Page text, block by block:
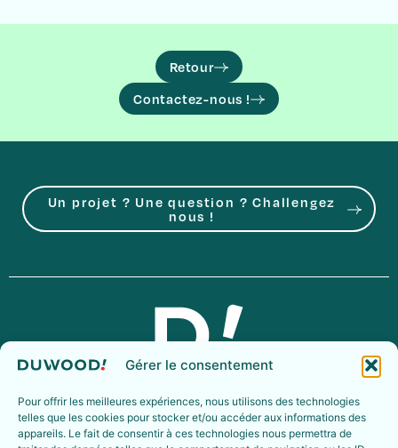
Gérer le consentement
Pour offrir les meilleures expériences, nous utilisons des technologies
telles que les cookies pour stocker et/ou accéder aux informations des
appareils. Le fait de consentir à ces technologies nous permettra de
Retour
Contactez-nous !
Un projet ? Une question ? Challengez
nous !
Agence de design de marque.
qui révèlent et renforcent les marques.
Rencontrons-nous !